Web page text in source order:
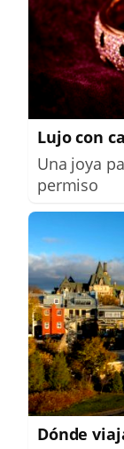
Lujo con
Una joya
permiso
Dónde